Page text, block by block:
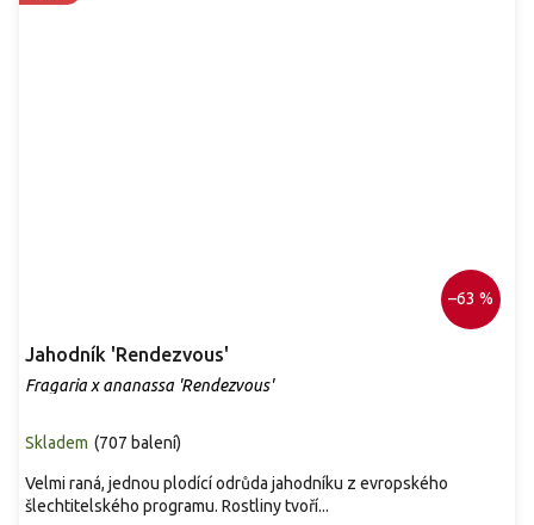
–63 %
Jahodník 'Rendezvous'
Fragaria x ananassa 'Rendezvous'
Skladem (707 balení)
Velmi raná, jednou plodící odrůda jahodníku z evropského
šlechtitelského programu. Rostliny tvoří...